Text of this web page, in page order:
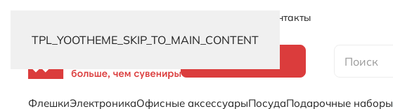
TPL_YOOTHEME_SKIP_TO_MAIN_CONTENT
Контакты
ФлешкиЭлектроникаОфисные аксессуарыПосудаПодарочные наборы